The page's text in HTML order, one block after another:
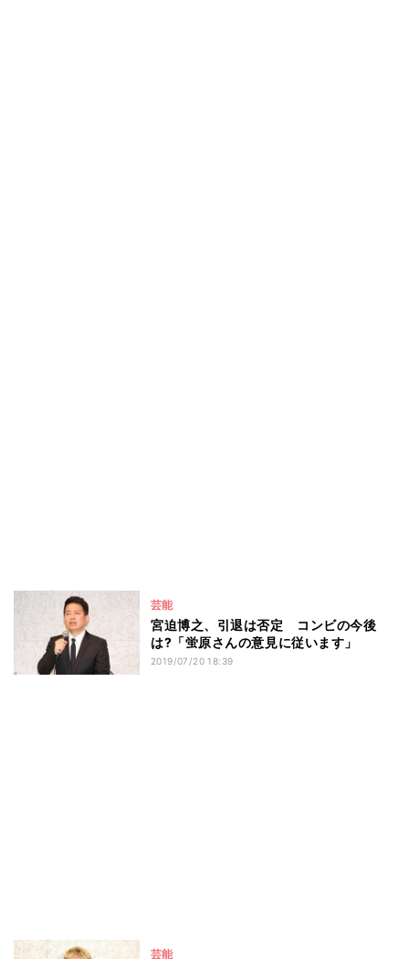
芸能
宮迫博之、引退は否定 コンビの今後
は?「蛍原さんの意見に従います」
2019/07/20 18:39
芸能